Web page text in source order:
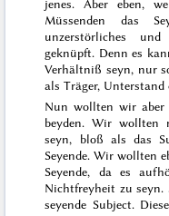
jenes. Aber eben,
Müssenden das
unzerstörliches
geknüpft. Denn es
Verhältniß seyn, nur
als Träger, Unterstand
Nun wollten wir aber
beyden. Wir wollten
seyn, bloß als das
Seyende. Wir wollten
Seyende, da es
Nichtfreyheit zu
seyende Subject.